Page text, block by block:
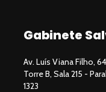
Gabinete
Av. Luís Viana Filho,
Torre B, Sala 215 -
1323